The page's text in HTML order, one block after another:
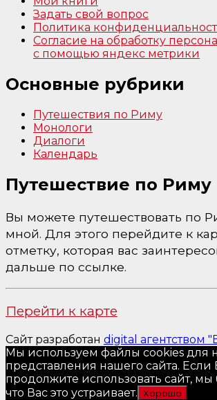
Задать свой вопрос
Политика
Согласие на обработку
с помощью яндекс метрики
Основные рубрики
Путешествия по Риму
Монологи
Диалоги
Календарь
Путешествие по Риму
Вы можете путешествовать по
мной. Для этого перейдите к
отметку, которая вас
дальше по ссылке.
Перейти к карте
Сайт разработан digital агентством
Мы используем файлы cookies для
представления нашего сайта. Если
продолжите использовать сайт, мы
что Вас это устраивает. Хорошо